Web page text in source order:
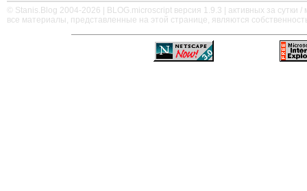
© Stanis.Blog 2004-2026 |
BLOG.microscript версия 1.9.3 | активных за сутки /
все материалы, представленные на этой странице, являются
—————————————————————